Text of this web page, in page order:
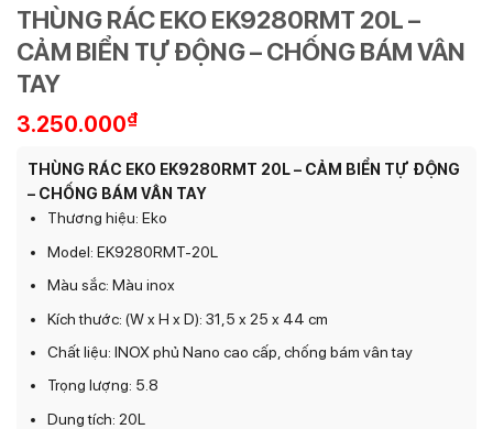
THÙNG RÁC EKO EK9280RMT 20L –
CẢM BIỂN TỰ ĐỘNG – CHỐNG BÁM VÂN
TAY
3.250.000₫
THÙNG RÁC EKO EK9280RMT 20L – CẢM BIỂN TỰ ĐỘNG
– CHỐNG BÁM VÂN TAY
Thương hiệu: Eko
Model: EK9280RMT-20L
Màu sắc: Màu inox
Kích thước: (W x H x D): 31,5 x 25 x 44 cm
Chất liệu: INOX phủ Nano cao cấp, chống bám vân tay
Trọng lượng: 5.8
Dung tích: 20L